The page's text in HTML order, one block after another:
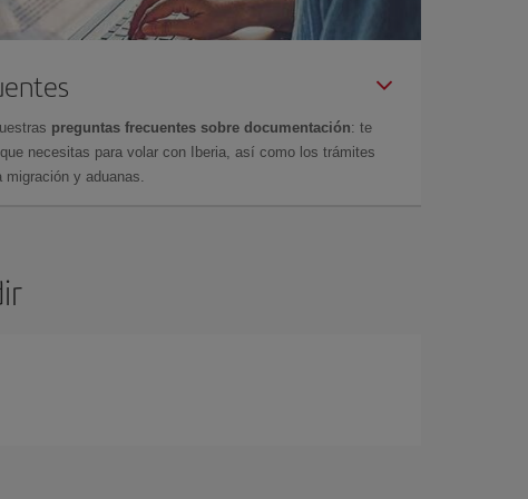
preguntas frecuentes sobre documentación: te
necesitas para volar con Iberia, así como los trámites
y aduanas.